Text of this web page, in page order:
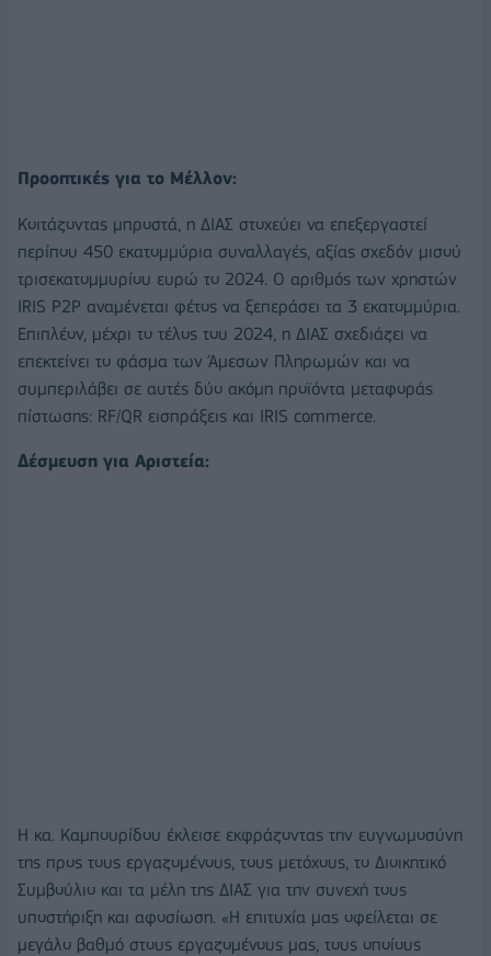
Προοπτικές για το Μέλλον:
Κοιτάζοντας μπροστά, η ΔΙΑΣ στοχεύει να επεξεργαστεί
περίπου 450 εκατομμύρια συναλλαγές, αξίας σχεδόν μισού
τρισεκατομμυρίου ευρώ το 2024. Ο αριθμός των χρηστών
IRIS P2P αναμένεται φέτος να ξεπεράσει τα 3 εκατομμύρια.
Επιπλέον, μέχρι το τέλος του 2024, η ΔΙΑΣ σχεδιάζει να
επεκτείνει το φάσμα των Άμεσων Πληρωμών και να
συμπεριλάβει σε αυτές δύο ακόμη προϊόντα μεταφοράς
πίστωσης: RF/QR εισπράξεις και IRIS commerce.
Δέσμευση για Αριστεία:
Η κα. Καμπουρίδου έκλεισε εκφράζοντας την ευγνωμοσύνη
της προς τους εργαζομένους, τους μετόχους, το Διοικητικό
Συμβούλιο και τα μέλη της ΔΙΑΣ για την συνεχή τους
υποστήριξη και αφοσίωση. «Η επιτυχία μας οφείλεται σε
μεγάλο βαθμό στους εργαζομένους μας, τους οποίους